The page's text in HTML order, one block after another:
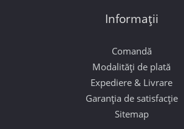
Informații
Comandă
Modalități de plată
Expediere & Livrare
Garanția de satisfacție
Sitemap